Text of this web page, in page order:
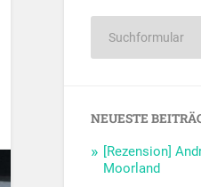
NEUESTE
[Rezension]
Moorland